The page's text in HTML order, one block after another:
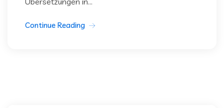
Continue Reading